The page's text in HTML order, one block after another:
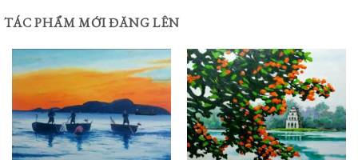
TÁC PHẨM MỚI ĐĂNG LÊN